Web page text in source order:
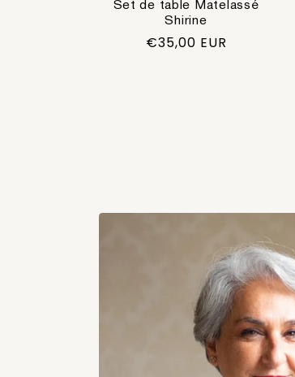
Set de table Matelassé
Shirine
Prix
€35,00 EUR